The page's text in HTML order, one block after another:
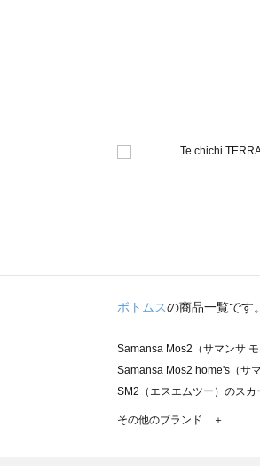
ボトムスの商品一覧です。
Samansa Mos2（サマンサ
Samansa Mos2 home's（サ
SM2（エスエムツー）のスカ
TSUHARU by Samansa
その他のブランド ＋